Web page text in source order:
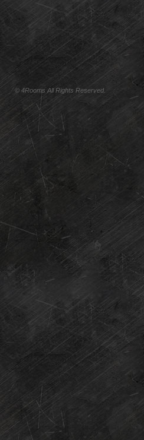
© 4Rooms All Rights Reserved.